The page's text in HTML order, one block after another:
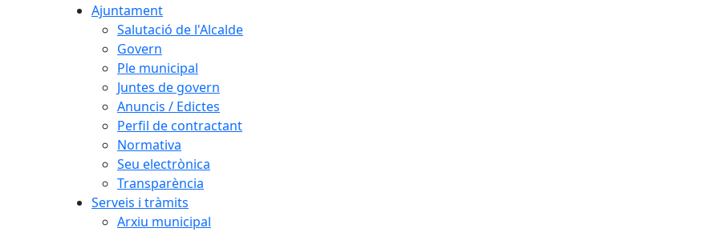
Ajuntament
Salutació de l'Alcalde
Govern
Ple municipal
Juntes de govern
Anuncis / Edictes
Perfil de contractant
Normativa
Seu electrònica
Transparència
Serveis i tràmits
Arxiu municipal